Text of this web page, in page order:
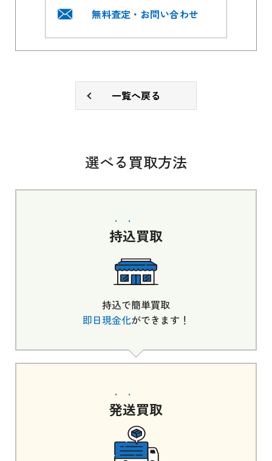
無料査定・お問い合わせ
一覧へ戻る
選べる買取方法
持込買取
持込で簡単買取
即日現金化ができます！
発送買取